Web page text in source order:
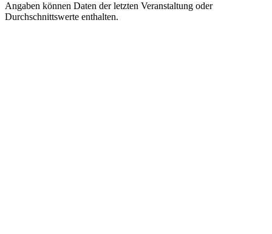
Angaben können Daten der letzten Veranstaltung oder
Durchschnittswerte enthalten.